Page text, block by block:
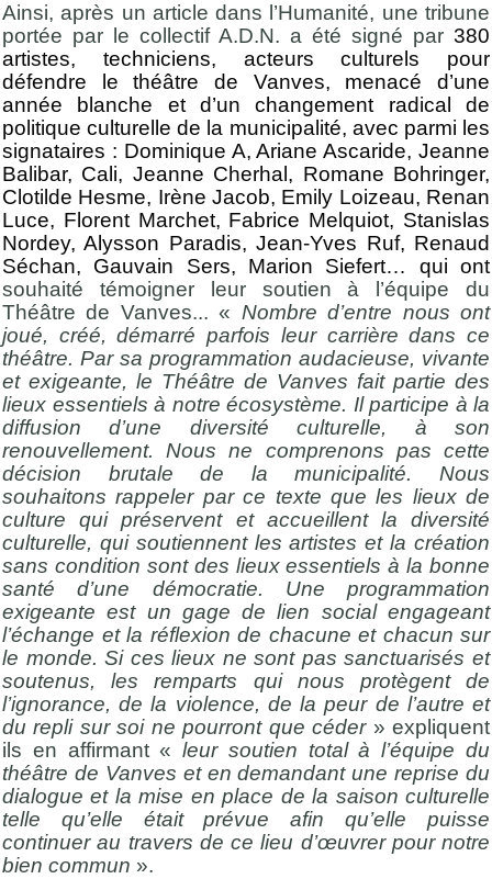
Ainsi, après un article dans l’Humanité, une tribune
portée par le collectif A.D.N. a été signé par 380
artistes, techniciens, acteurs culturels pour
défendre le théâtre de Vanves, menacé d’une
année blanche et d’un changement radical de
politique culturelle de la municipalité, avec parmi les
signataires : Dominique A, Ariane Ascaride, Jeanne
Balibar, Cali, Jeanne Cherhal, Romane Bohringer,
Clotilde Hesme, Irène Jacob, Emily Loizeau, Renan
Luce, Florent Marchet, Fabrice Melquiot, Stanislas
Nordey, Alysson Paradis, Jean-Yves Ruf, Renaud
Séchan, Gauvain Sers, Marion Siefert… qui ont
souhaité
témoigner leur soutien à l’équipe du
Théâtre de Vanves... « Nombre d’entre nous ont
joué, créé, démarré parfois leur carrière dans ce
théâtre. Par sa programmation audacieuse, vivante
et exigeante, le Théâtre de Vanves fait partie des
lieux essentiels à notre écosystème. Il participe à la
diffusion d’une diversité culturelle, à son
renouvellement. Nous ne comprenons pas cette
décision brutale de la municipalité. Nous
souhaitons rappeler par ce texte que les lieux de
culture qui préservent et accueillent la diversité
culturelle, qui soutiennent les artistes et la création
sans condition sont des lieux essentiels à la bonne
santé d’une démocratie. Une programmation
exigeante est un gage de lien social engageant
l’échange et la réflexion de chacune et chacun sur
le monde. Si ces lieux ne sont pas sanctuarisés et
soutenus, les remparts qui nous protègent de
l’ignorance, de la violence, de la peur de l’autre et
du repli sur soi ne pourront que céder» expliquent
ils en affirmant «leur soutien total à l’équipe du
théâtre de Vanves et en demandant une reprise du
dialogue et la mise en place de la saison culturelle
telle qu’elle était prévue afin qu’elle puisse
continuer au travers de ce lieu d’œuvrer pour notre
bien commun ».